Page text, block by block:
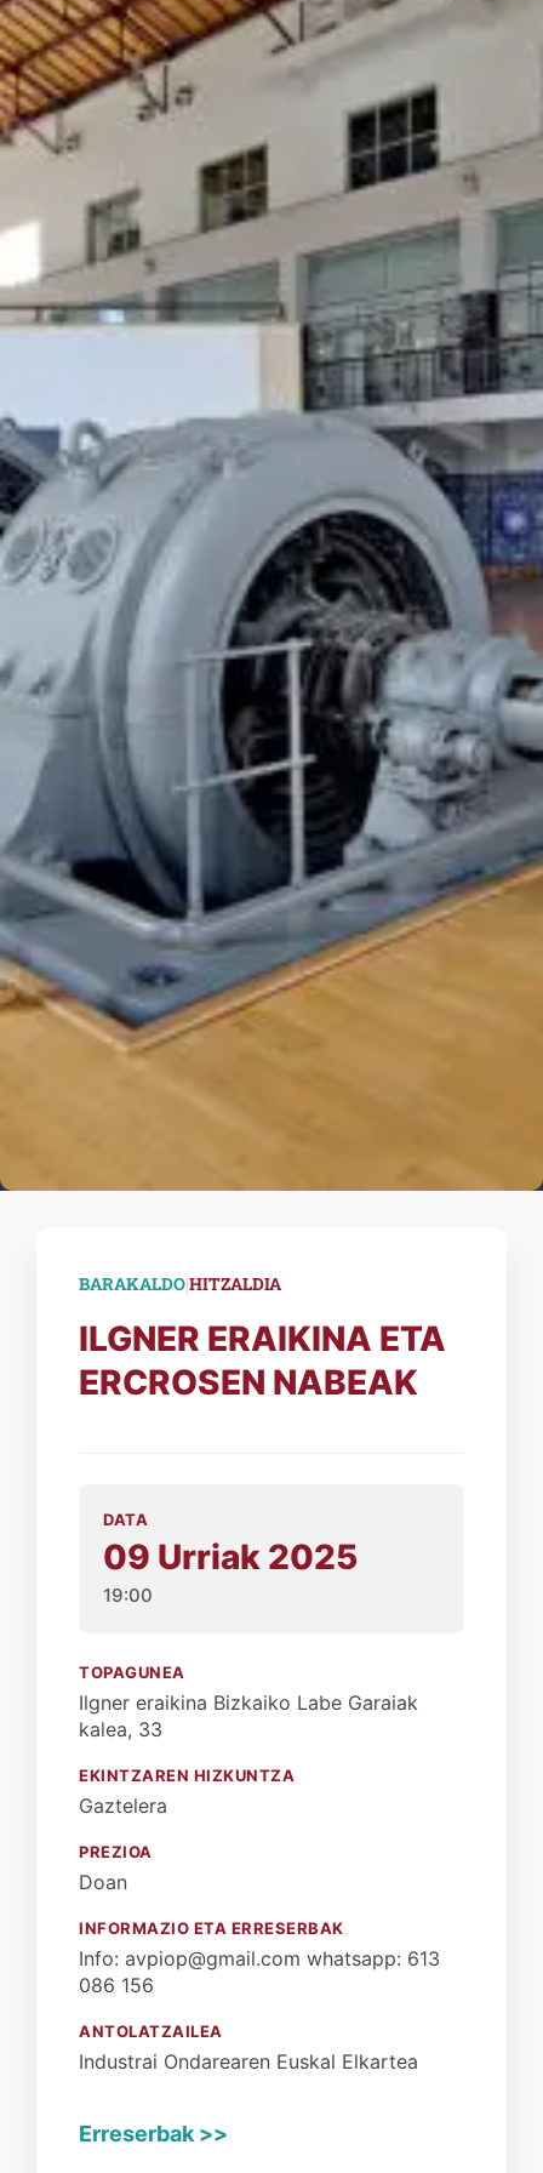
BARAKALDO|HITZALDIA
ILGNER ERAIKINA ETA
ERCROSEN NABEAK
DATA
09 Urriak 2025
19:00
TOPAGUNEA
Ilgner eraikina Bizkaiko Labe Garaiak
kalea, 33
EKINTZAREN HIZKUNTZA
Gaztelera
PREZIOA
Doan
INFORMAZIO ETA ERRESERBAK
Info: avpiop@gmail.com whatsapp: 613
086 156
ANTOLATZAILEA
Industrai Ondarearen Euskal Elkartea
Erreserbak >>